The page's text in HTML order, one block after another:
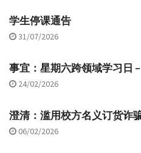
学生停课通告
31/07/2026
事宜：星期六跨领域学习日
24/02/2026
澄清：滥用校方名义订货诈
06/02/2026